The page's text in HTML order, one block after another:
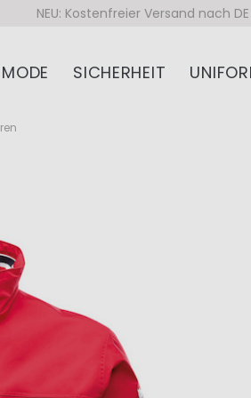
NEU: Kostenfreier Versand nach
MODE SICHERHEIT